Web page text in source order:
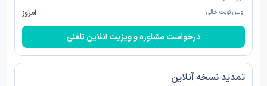
اولین نوبت خالی امروز
درخواست مشاوره و ویزیت آنلاین تلفنی
تمدید نسخه‌ آنلاین